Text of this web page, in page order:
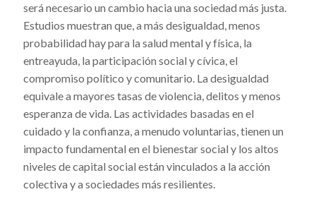
será necesario un cambio hacia una sociedad más justa.
Estudios muestran que, a más desigualdad, menos
probabilidad hay para la salud mental y física, la
entreayuda, la participación social y cívica, el
compromiso político y comunitario. La desigualdad
equivale a mayores tasas de violencia, delitos y menos
esperanza de vida. Las actividades basadas en el
cuidado y la confianza, a menudo voluntarias, tienen un
impacto fundamental en el bienestar social y los altos
niveles de capital social están vinculados a la acción
colectiva y a sociedades más resilientes.